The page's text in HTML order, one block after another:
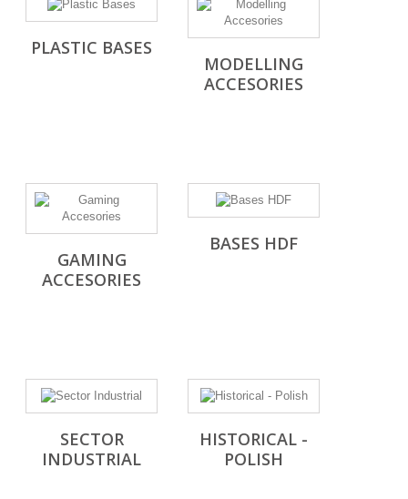
PLASTIC BASES
MODELLING
ACCESORIES
GAMING
ACCESORIES
BASES HDF
SECTOR
INDUSTRIAL
HISTORICAL -
POLISH